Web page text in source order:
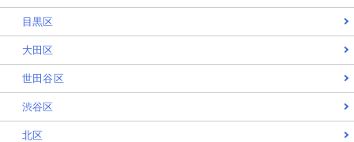
目黒区
大田区
世田谷区
渋谷区
北区